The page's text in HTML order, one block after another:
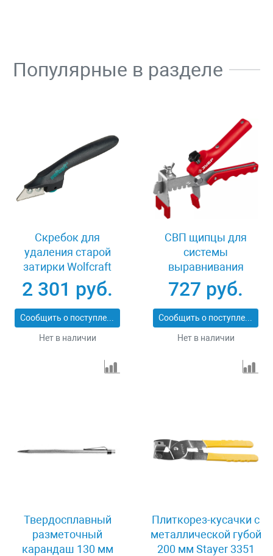
Популярные в разделе
Скребок для
удаления старой
затирки Wolfcraft
5570000
2 301 руб.
Сообщить о поступлении
Нет в наличии
СВП щипцы для
системы
выравнивания
плитки Зубр 3389
727 руб.
Сообщить о поступлении
Нет в наличии
Твердосплавный
разметочный
карандаш 130 мм
Плиткорез-кусачки с
металлической губой
200 мм Stayer 3351